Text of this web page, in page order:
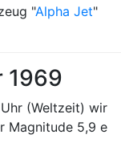
"Alpha Jet"
1969
(Weltzeit) wir
Magnitude 5,9 e